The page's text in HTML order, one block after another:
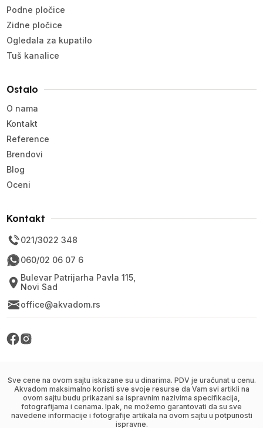
Podne pločice
Zidne pločice
Ogledala za kupatilo
Tuš kanalice
Ostalo
O nama
Kontakt
Reference
Brendovi
Blog
Oceni
Kontakt
021/3022 348
060/02 06 07 6
Bulevar Patrijarha Pavla 115,
Novi Sad
office@akvadom.rs
Sve cene na ovom sajtu iskazane su u dinarima. PDV je uračunat u cenu.
Akvadom maksimalno koristi sve svoje resurse da Vam svi artikli na
ovom sajtu budu prikazani sa ispravnim nazivima specifikacija,
fotografijama i cenama. Ipak, ne možemo garantovati da su sve
navedene informacije i fotografije artikala na ovom sajtu u potpunosti
ispravne.